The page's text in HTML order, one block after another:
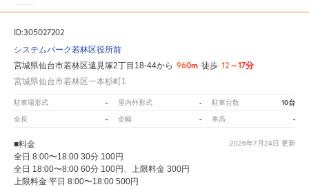
ID:305027202
システムパーク若林区役所前
宮城県仙台市若林区遠見塚2丁目18-44から 960m 徒歩 12～17分
宮城県仙台市若林区一本杉町1
駐車場形式 - 屋内外形式 - 駐車台数 10台
全長 - 全幅 - 車高 -
2026年7月24日 更新
■料金
全日 8:00〜18:00 30分 100円
全日 18:00〜8:00 60分 100円、上限料金 300円
上限料金 平日 8:00〜18:00 500円